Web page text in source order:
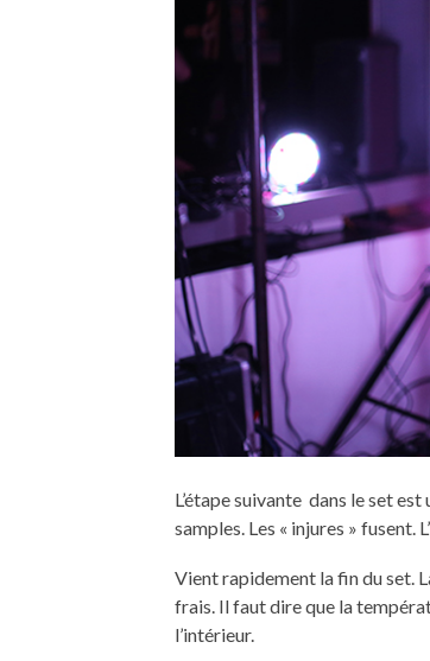
L’étape suivante dans le set est
samples. Les « injures » fusent.
Vient rapidement la fin du set.
frais. Il faut dire que la
l’intérieur.